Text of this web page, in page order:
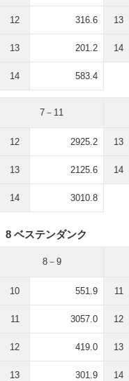
12 316.6
13 201.2
14 583.4
13
14
7－11
12 2925.2
13 2125.6
14 3010.8
13
14
8 ベステンダンク
8－9
10 551.9
11 3057.0
12 419.0
13 301.9
11
12
13
14